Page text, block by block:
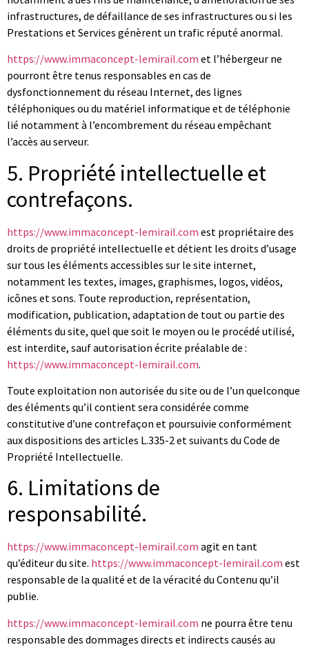
infrastructures, de défaillance de ses infrastructures ou si les
Prestations et Services génèrent un trafic réputé anormal.
https://www.immaconcept-lemirail.com et l’hébergeur ne
pourront être tenus responsables en cas de
dysfonctionnement du réseau Internet, des lignes
téléphoniques ou du matériel informatique et de téléphonie
lié notamment à l’encombrement du réseau empêchant
l’accès au serveur.
5. Propriété intellectuelle et
contrefaçons.
https://www.immaconcept-lemirail.com est propriétaire des
droits de propriété intellectuelle et détient les droits d’usage
sur tous les éléments accessibles sur le site internet,
notamment les textes, images, graphismes, logos, vidéos,
icônes et sons. Toute reproduction, représentation,
modification, publication, adaptation de tout ou partie des
éléments du site, quel que soit le moyen ou le procédé utilisé,
est interdite, sauf autorisation écrite préalable de :
https://www.immaconcept-lemirail.com.
Toute exploitation non autorisée du site ou de l’un quelconque
des éléments qu’il contient sera considérée comme
constitutive d’une contrefaçon et poursuivie conformément
aux dispositions des articles L.335-2 et suivants du Code de
Propriété Intellectuelle.
6. Limitations de
responsabilité.
https://www.immaconcept-lemirail.com agit en tant
qu’éditeur du site. https://www.immaconcept-lemirail.com est
responsable de la qualité et de la véracité du Contenu qu’il
publie.
https://www.immaconcept-lemirail.com ne pourra être tenu
responsable des dommages directs et indirects causés au